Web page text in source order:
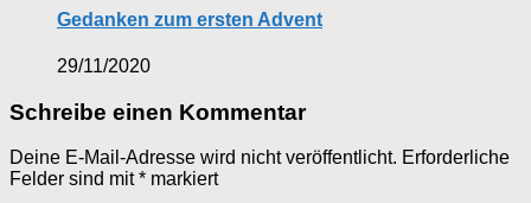
Gedanken zum ersten Advent
29/11/2020
Schreibe einen Kommentar
Deine E-Mail-Adresse wird nicht veröffentlicht. Erforderliche
Felder sind mit* markiert